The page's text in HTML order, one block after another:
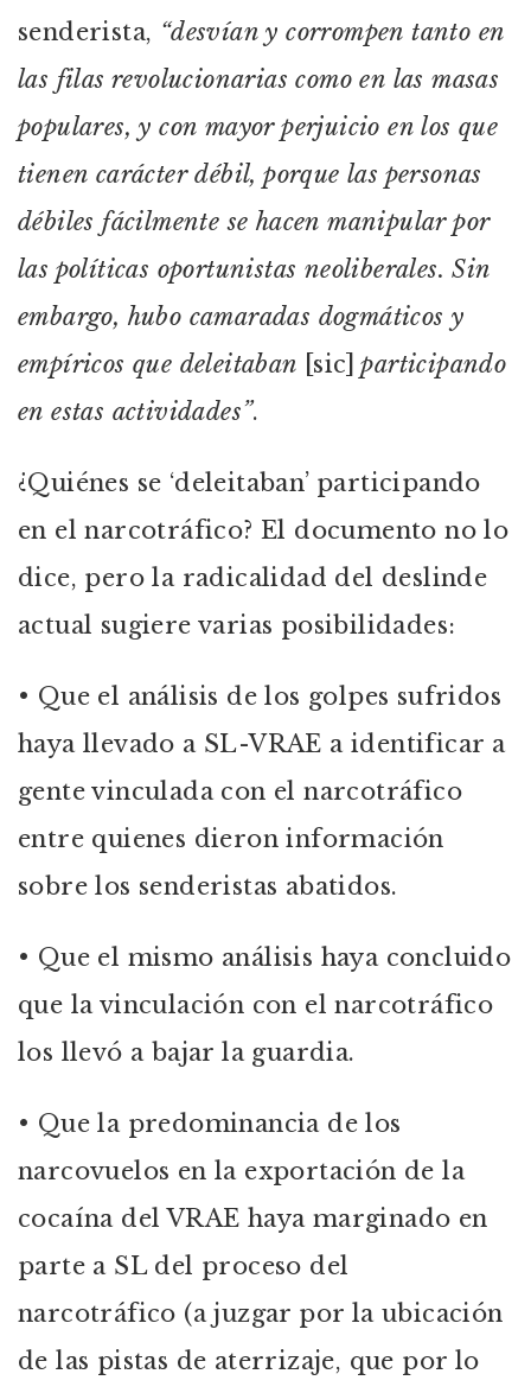
senderista, “desvían y corrompen tanto en
las filas revolucionarias como en las masas
populares, y con mayor perjuicio en los que
tienen carácter débil, porque las personas
débiles fácilmente se hacen manipular por
las políticas oportunistas neoliberales. Sin
embargo, hubo camaradas dogmáticos y
empíricos que deleitaban
[sic] participando
en estas actividades”.
¿Quiénes se ‘deleitaban’ participando
en el narcotráfico? El documento no lo
dice, pero la radicalidad del deslinde
actual sugiere varias posibilidades:
• Que el análisis de los golpes sufridos
haya llevado a SL-VRAE a identificar a
gente vinculada con el narcotráfico
entre quienes dieron información
sobre los senderistas abatidos.
• Que el mismo análisis haya concluido
que la vinculación con el narcotráfico
los llevó a bajar la guardia.
• Que la predominancia de los
narcovuelos en la exportación de la
cocaína del VRAE haya marginado en
parte a SL del proceso del
narcotráfico (a juzgar por la ubicación
de las pistas de aterrizaje, que por lo